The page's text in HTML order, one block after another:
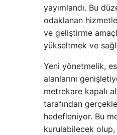
yayımlandı. Bu
odaklanan
ve geliştirme
yükseltmek ve
Yeni yönetmelik,
alanlarını
metrekare kapalı
tarafından
hedefleniyor. Bu
kurulabilecek olup,